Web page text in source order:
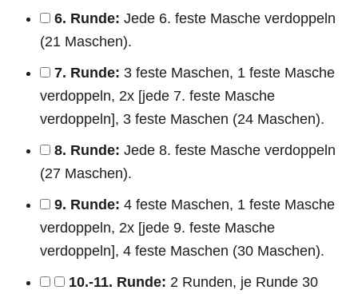
6. Runde: Jede 6. feste Masche verdoppeln
(21 Maschen).
7. Runde: 3 feste Maschen, 1 feste Masche
verdoppeln, 2x [jede 7. feste Masche
verdoppeln], 3 feste Maschen (24 Maschen).
8. Runde: Jede 8. feste Masche verdoppeln
(27 Maschen).
9. Runde: 4 feste Maschen, 1 feste Masche
verdoppeln, 2x [jede 9. feste Masche
verdoppeln], 4 feste Maschen (30 Maschen).
10.-11. Runde: 2 Runden, je Runde 30